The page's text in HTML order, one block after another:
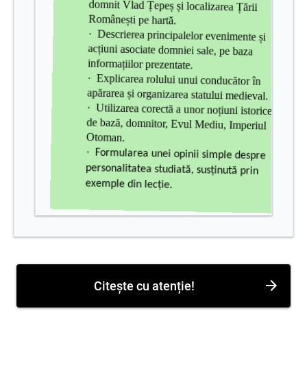
domnit Vlad Țepeș și localizarea Țării
Românești pe hartă.
Descrierea principalelor evenimente și
acțiuni asociate domniei sale, pe baza
informațiilor prezentate.
Explicarea rolului unui conducător în
apărarea și organizarea statului medieval.
Utilizarea corectă a unor noțiuni istorice
de bază, domnitor, Evul Mediu, Imperiul
Otoman.
Formularea unei opinii simple despre
personalitatea studiată, susținută prin
exemple din lecție.
Citește cu atenție!